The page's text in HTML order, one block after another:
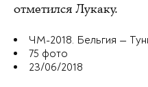
отметился Лукаку.
ЧМ-2018. Бельгия —
75 фото
23/06/2018